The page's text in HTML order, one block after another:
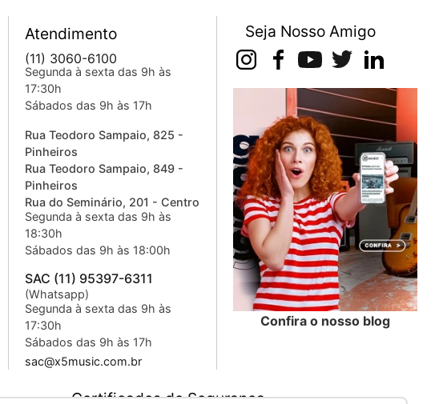
Atendimento
(11) 3060-6100
Segunda à sexta das 9h às
17:30h
Sábados das 9h às 17h
Rua Teodoro Sampaio, 825 -
Pinheiros
Rua Teodoro Sampaio, 849 -
Pinheiros
Rua do Seminário, 201 - Centro
Segunda à sexta das 9h às
18:30h
Sábados das 9h às 18:00h
SAC (11) 95397-6311
(Whatsapp)
Segunda à sexta das 9h às
17:30h
Sábados das 9h às 17h
sac@x5music.com.br
Seja Nosso Amigo
Confira o nosso blog
Certificados de Segurança